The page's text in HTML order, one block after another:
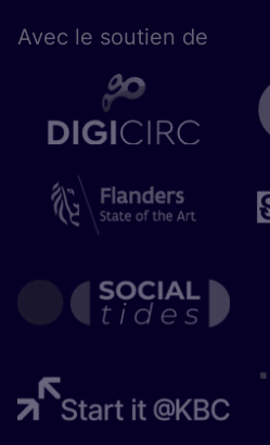
Avec le sou­tien de